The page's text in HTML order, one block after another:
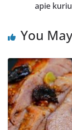
apie
You